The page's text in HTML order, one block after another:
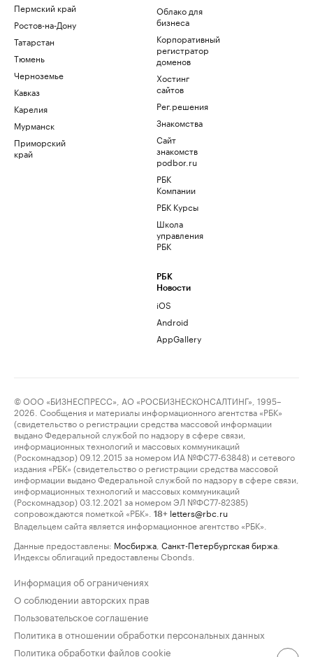
Пермский край
Ростов-на-Дону
Татарстан
Тюмень
Черноземье
Кавказ
Карелия
Мурманск
Приморский
край
Облако для
бизнеса
Корпоративный
регистратор
доменов
Хостинг
сайтов
Рег.решения
Знакомства
Сайт
знакомств
podbor.ru
РБК
Компании
РБК Курсы
Школа
управления
РБК
РБК
Новости
iOS
Android
AppGallery
© ООО «БИЗНЕСПРЕСС», АО «РОСБИЗНЕСКОНСАЛТИНГ», 1995–
2026. Сообщения и материалы информационного агентства «РБК»
(свидетельство о регистрации средства массовой информации
выдано Федеральной службой по надзору в сфере связи,
информационных технологий и массовых коммуникаций
(Роскомнадзор) 09.12.2015 за номером ИА №ФС77-63848) и сетевого
издания «РБК» (свидетельство о регистрации средства массовой
информации выдано Федеральной службой по надзору в сфере связи,
информационных технологий и массовых коммуникаций
(Роскомнадзор) 03.12.2021 за номером ЭЛ №ФС77-82385)
сопровождаются пометкой «РБК».
18+ letters@rbc.ru
Владельцем сайта является информационное агентство «РБК».
Данные предоставлены: Мосбиржа Санкт-Петербургская биржа
Индексы облигаций предоставлены Cbonds.
Информация об ограничениях
О соблюдении авторских прав
Пользовательское соглашение
Политика в отношении обработки персональных данных
Политика обработки файлов cookie